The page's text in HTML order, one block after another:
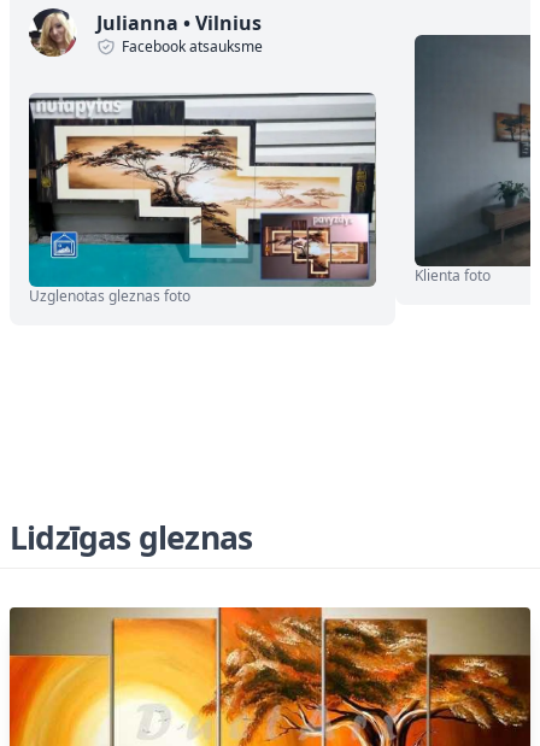
Julianna •Vilnius
Facebook atsauksme
Uzglenotas gleznas foto
Klienta foto
Lidzīgas gleznas